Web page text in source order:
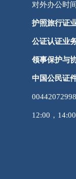
对外办公时
护照旅行证
公证认证业
领事保护与
中国公民证
12:00，